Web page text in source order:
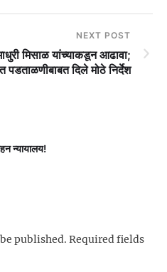
NEXT POST
मिसाळ यांच्याकडून आढावा;
पडताळणीबाबत दिले मोठे निर्देश
न्यायालय!
published. Required fields